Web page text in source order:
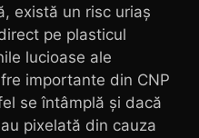
există un risc uriaș
pe plasticul
lucioase ale
importante din CNP
se întâmplă și dacă
pixelată din cauza